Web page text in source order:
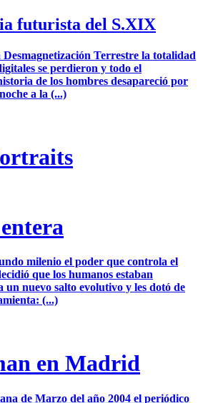
futurista del S.XIX
Desmagnetización Terrestre la totalidad
se perdieron y todo el
de los hombres desapareció por
a la (...)
milenio el poder que controla el
que los humanos estaban
un nuevo salto evolutivo y les dotó de
(...)
en Madrid
de Marzo del año 2004 el periódico